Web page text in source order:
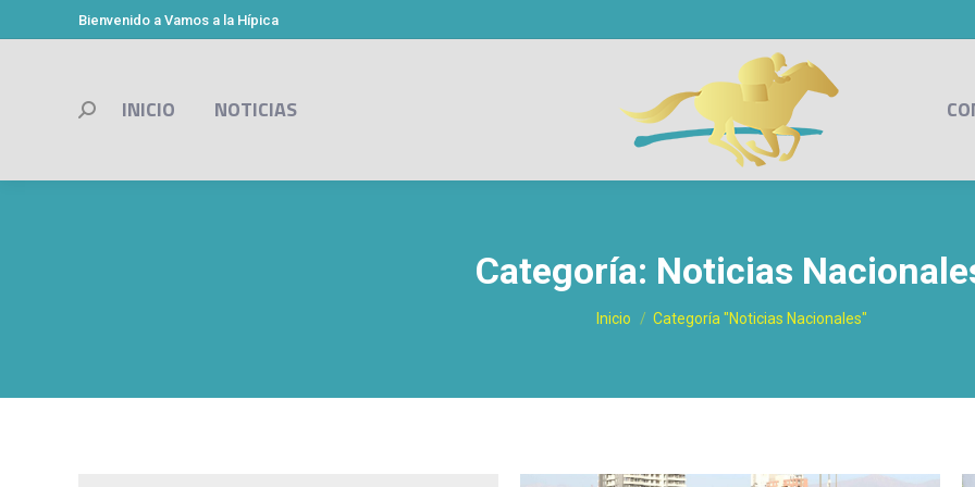
Bienvenido a Vamos a la Hípica
INICIO NOTICIAS
Buscar:
Categoría: Noticias
Estás aquí:
Inicio Categoría "Noticias Nacionales"